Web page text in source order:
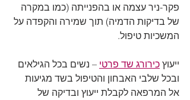
פקר-ניר עצמה או בהפנייתה (כמו במקרה
של בדיקות הדמיה) תוך שמירה והקפדה על
המשכיות טיפול.
ייעוץ כירורג שד פרטי – נשים בכל הגילאים
ובכל שלבי האבחון והטיפול בשד מגיעות
אל המרפאה לקבלת ייעוץ ובדיקה של